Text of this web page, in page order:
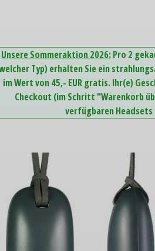
Unsere Sommeraktion 2026: Pro 2
Typ) erhalten Sie ein
im Wert von 45,- EUR gratis. Ihr(e)
Checkout (im Schritt "Warenkorb
verfügbaren Headsets